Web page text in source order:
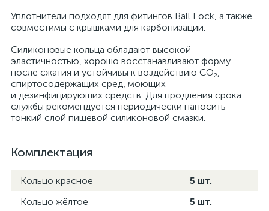
Уплотнители подходят для фитингов Ball Lock, а также
совместимы с крышками для карбонизации.
Силиконовые кольца обладают высокой
эластичностью, хорошо восстанавливают форму
после сжатия и устойчивы к воздействию CO₂,
спиртосодержащих сред, моющих
и дезинфицирующих средств. Для продления срока
службы рекомендуется периодически наносить
тонкий слой пищевой силиконовой смазки.
Комплектация
Кольцо красное
5 шт.
Кольцо жёлтое
5 шт.